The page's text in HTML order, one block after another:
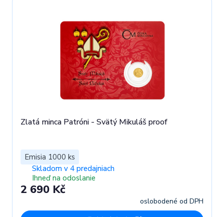
Zlatá minca Patróni - Svätý Mikuláš proof
Emisia 1000 ks
Skladom v 4 predajniach
Ihneď na odoslanie
2 690 Kč
oslobodené od DPH